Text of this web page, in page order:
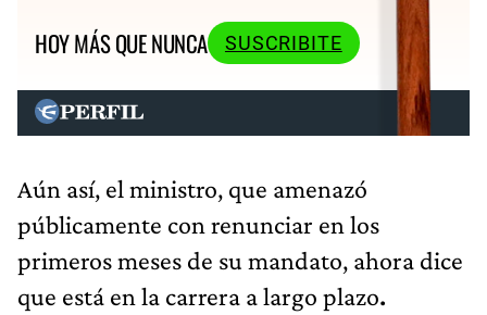
HOY MÁS QUE NUNCA
SUSCRIBITE
Aún así, el ministro, que amenazó
públicamente con renunciar en los
primeros meses de su mandato, ahora dice
que está en la carrera a largo plazo.